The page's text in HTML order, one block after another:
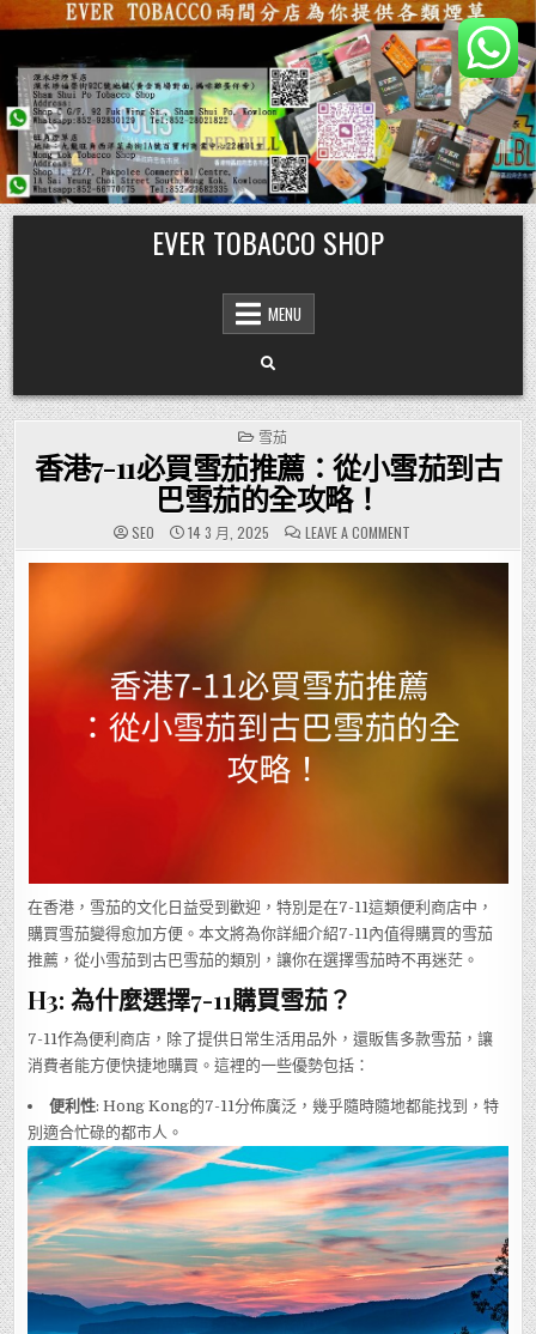
Skip
to
content
EVER TOBACCO SHOP
MENU
POSTED
IN
雪茄
香港7-11必買雪茄推薦：從小雪茄到古
巴雪茄的全攻略！
SEO 14 3 月, 2025 LEAVE A COMMENT
香
港
薦：
從
小
雪
茄
到
在香港，雪茄的文化日益受到歡迎，特別是在7-11這類便利商店中，
購買雪茄變得愈加方便。本文將為你詳細介紹7-11內值得購買的雪茄
推薦，從小雪茄到古巴雪茄的類別，讓你在選擇雪茄時不再迷茫。
H3: 為什麼選擇7-11購買雪茄？
7-11作為便利商店，除了提供日常生活用品外，還販售多款雪茄，讓
消費者能方便快捷地購買。這裡的一些優勢包括：
便利性: Hong Kong的7-11分佈廣泛，幾乎隨時隨地都能找到，特
別適合忙碌的都市人。